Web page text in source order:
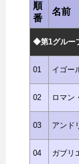
順
番
名前
◆第1グルー
01 イゴー
02 ロマン
03 アンド
04 ガブリ